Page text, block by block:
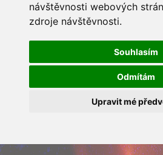
návštěvnosti webových
zdroje návštěvnosti.
Souhlasím
Odmítám
Upravit mé